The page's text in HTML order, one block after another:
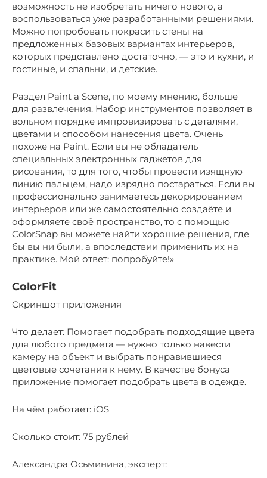
возможность не изобретать ничего нового, а
воспользоваться уже разработанными решениями.
Можно попробовать покрасить стены на
предложенных базовых вариантах интерьеров,
которых представлено достаточно, — это и кухни, и
гостиные, и спальни, и детские.
Раздел Paint a Scene, по моему мнению, больше
для развлечения. Набор инструментов позволяет в
вольном порядке импровизировать с деталями,
цветами и способом нанесения цвета. Очень
похоже на Paint. Если вы не обладатель
специальных электронных гаджетов для
рисования, то для того, чтобы провести изящную
линию пальцем, надо изрядно постараться. Если вы
профессионально занимаетесь декорированием
интерьеров или же самостоятельно создаёте и
оформляете своё пространство, то с помощью
ColorSnap вы можете найти хорошие решения, где
бы вы ни были, а впоследствии применить их на
практике. Мой ответ: попробуйте!»
ColorFit
Скриншот приложения
Что делает: Помогает подобрать подходящие цвета
для любого предмета — нужно только навести
камеру на объект и выбрать понравившиеся
цветовые сочетания к нему. В качестве бонуса
приложение помогает подобрать цвета в одежде.
На чём работает: iOS
Сколько стоит: 75 рублей
Александра Осьминина, эксперт: